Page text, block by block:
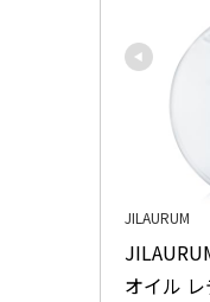
JILAURUM
オイル